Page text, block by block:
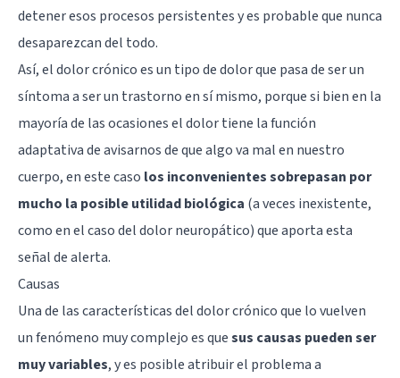
detener esos procesos persistentes y es probable que nunca
desaparezcan del todo.
Así, el dolor crónico es un tipo de dolor que pasa de ser un
síntoma a ser un trastorno en sí mismo, porque si bien en la
mayoría de las ocasiones el dolor tiene la función
adaptativa de avisarnos de que algo va mal en nuestro
cuerpo, en este caso los inconvenientes sobrepasan por
mucho la posible utilidad biológica (a veces inexistente,
como en el caso del dolor neuropático) que aporta esta
señal de alerta.
Causas
Una de las características del dolor crónico que lo vuelven
un fenómeno muy complejo es quesus causas pueden ser
muy variables, y es posible atribuir el problema a